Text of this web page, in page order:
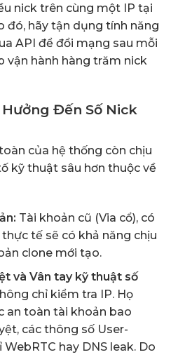
nick trên cùng một IP tại
đó, hãy tận dụng tính năng
API để đổi mạng sau mỗi
vận hành hàng trăm nick
Đến Số Nick
của hệ thống còn chịu
kỹ thuật sâu hơn thuộc về
Tài khoản cũ (Via cổ), có
tế sẽ có khả năng chịu
clone mới tạo.
và Vân tay kỹ thuật số
chỉ kiểm tra IP. Họ
an toàn tài khoản bao
các thông số User-
hay DNS leak. Do